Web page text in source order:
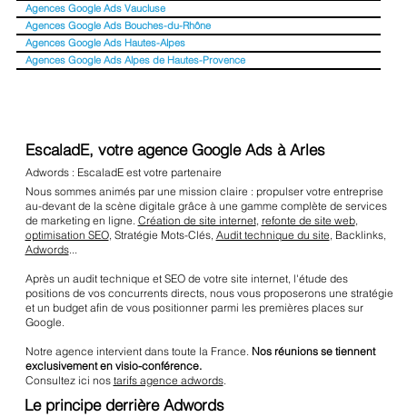
Agences Google Ads Vaucluse
Agences Google Ads Bouches-du-Rhône
Agences Google Ads Hautes-Alpes
Agences Google Ads Alpes de Hautes-Provence
EscaladE, votre agence Google Ads à Arles
Adwords : EscaladE est votre partenaire
Nous sommes animés par une mission claire : propulser votre entreprise
au-devant de la scène digitale grâce à une gamme complète de services
de marketing en ligne. Création de site internet, refonte de site web,
optimisation SEO, Stratégie Mots-Clés, Audit technique du site , Backlinks,
Adwords...
Après un audit technique et SEO de votre site internet, l'étude des
positions de vos concurrents directs, nous vous proposerons une stratégie
et un budget afin de vous positionner parmi les premières places sur
Google.
Notre agence intervient dans toute la France. Nos réunions se tiennent
exclusivement en visio-conférence.
Consultez ici nos tarifs agence adwords.
Le principe derrière Adwords